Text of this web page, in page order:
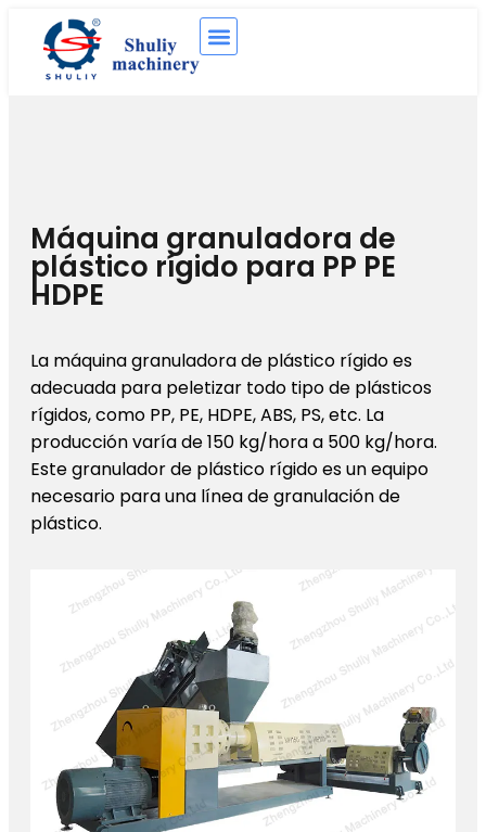
Máquina granuladora de
plástico rígido para PP PE
HDPE
La máquina granuladora de plástico rígido es
adecuada para peletizar todo tipo de plásticos
rígidos, como PP, PE, HDPE, ABS, PS, etc. La
producción varía de 150 kg/hora a 500 kg/hora.
Este granulador de plástico rígido es un equipo
necesario para una línea de granulación de
plástico.